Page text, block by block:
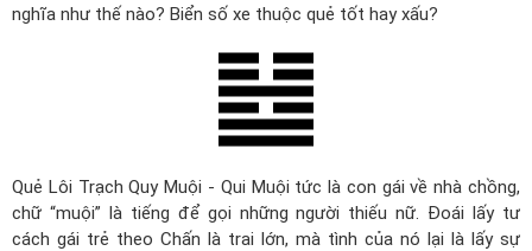
nghĩa như thế nào? Biển số xe thuộc quẻ tốt hay xấu?
Quẻ Lôi Trạch Quy Muội - Qui Muội tức là con gái về nhà chồng,
chữ “muội” là tiếng để gọi những người thiếu nữ. Đoái lấy tư
cách gái trẻ theo Chấn là trai lớn, mà tình của nó lại là lấy sự